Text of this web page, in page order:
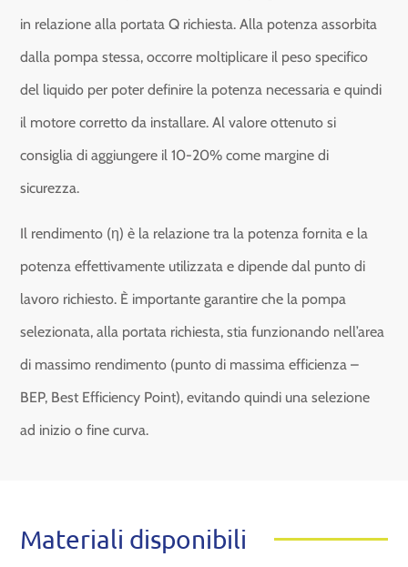
in relazione alla portata Q richiesta. Alla potenza assorbita
dalla pompa stessa, occorre moltiplicare il peso specifico
del liquido per poter definire la potenza necessaria e quindi
il motore corretto da installare. Al valore ottenuto si
consiglia di aggiungere il 10-20% come margine di
sicurezza.
Il rendimento (η) è la relazione tra la potenza fornita e la
potenza effettivamente utilizzata e dipende dal punto di
lavoro richiesto. È importante garantire che la pompa
selezionata, alla portata richiesta, stia funzionando nell’area
di massimo rendimento (punto di massima efficienza –
BEP, Best Efficiency Point), evitando quindi una selezione
ad inizio o fine curva.
Materiali disponibili